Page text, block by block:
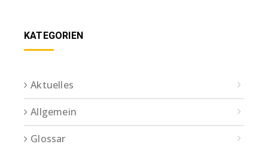
KATEGORIEN
Aktuelles
Allgemein
Glossar